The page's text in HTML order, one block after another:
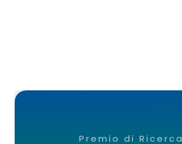
Premio di Ricerca